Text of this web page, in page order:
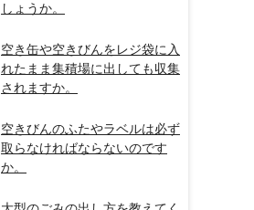
しょうか。
空き缶や空きびんをレジ袋に入
れたまま集積場に出しても収集
されますか。
空きびんのふたやラベルは必ず
取らなければならないのです
か。